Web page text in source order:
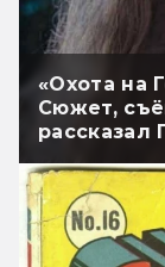
«Охота на
Сюжет,
рассказал